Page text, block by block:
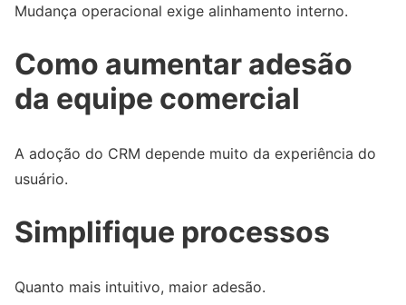
Mudança operacional exige alinhamento interno.
Como aumentar adesão
da equipe comercial
A adoção do CRM depende muito da experiência do
usuário.
Simplifique processos
Quanto mais intuitivo, maior adesão.